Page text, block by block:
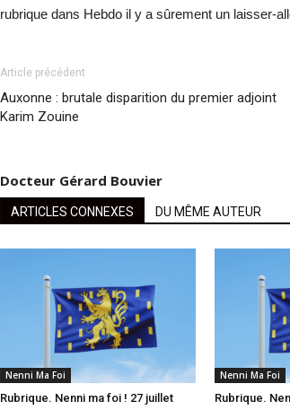
rubrique dans Hebdo il y a sûrement un laisser-
Article précédent
Auxonne : brutale disparition du premier adjoint
Karim Zouine
Docteur Gérard Bouvier
ARTICLES CONNEXES DU MÊME AUTEUR
Nenni Ma Foi
Rubrique. Nenni ma foi ! 27 juillet
Nenni Ma Foi
Rubrique.